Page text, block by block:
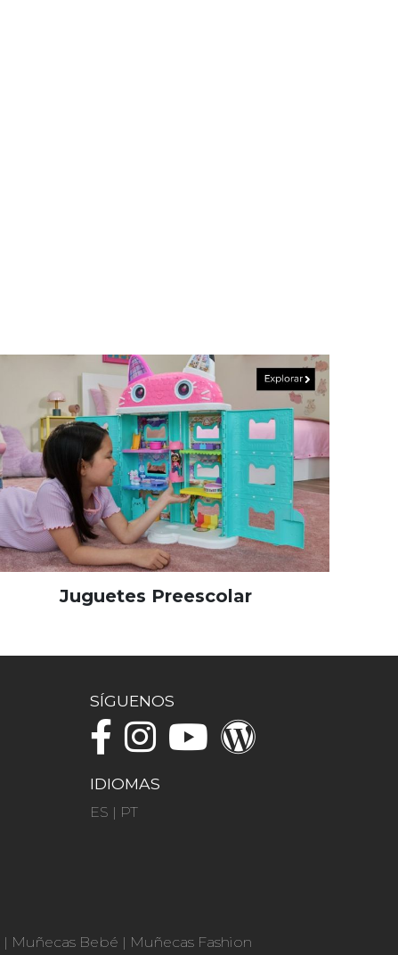
Juguetes Preescolar
SÍGUENOS
IDIOMAS
ES | PT
| Muñecas Bebé | Muñecas Fashion